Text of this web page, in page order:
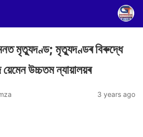
মৃত্যুদণ্ড; মৃত্যুদণ্ডৰ বিৰুদ্ধে
উচ্চতম ন্যায়ালয়ৰ
3 years ago